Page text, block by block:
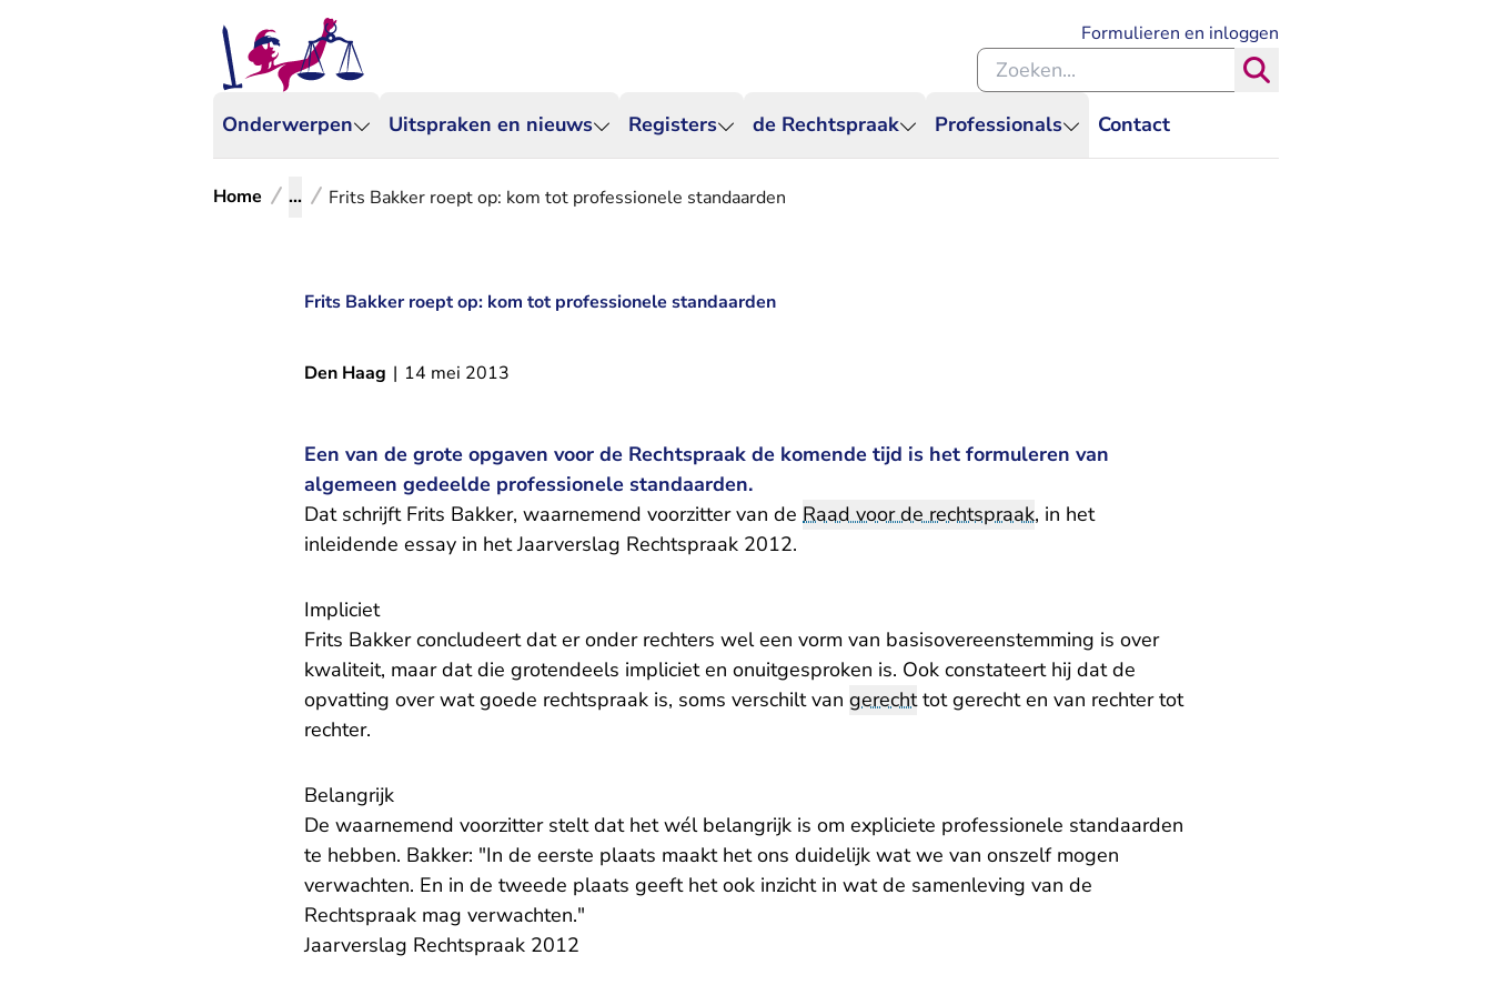
Onderwerpen Uitspraken en nieuws Registers de Rechtspraak Professionals Contact
Formulieren en inloggen
Zoeken binnen de Rechtspraak
Home ... Frits Bakker roept op: kom tot professionele standaarden
Frits Bakker roept op: kom tot professionele standaarden
Den Haag | 14 mei 2013
Een van de grote opgaven voor de Rechtspraak de komende tijd is het formuleren van
algemeen gedeelde professionele standaarden.
Dat schrijft Frits Bakker, waarnemend voorzitter van de Raad voor de rechtspraak, in het
inleidende essay in hetJaarverslag Rechtspraak 2012.
Impliciet
Frits Bakker concludeert dat er onder rechters wel een vorm van basisovereenstemming is over
kwaliteit, maar dat die grotendeels impliciet en onuitgesproken is. Ook constateert hij dat de
opvatting over wat goede rechtspraak is, soms verschilt van gerechttot gerecht en van rechter tot
rechter.
Belangrijk
De waarnemend voorzitter stelt dat het wél belangrijk is om expliciete professionele standaarden
te hebben. Bakker: "In de eerste plaats maakt het ons duidelijk wat we van onszelf mogen
verwachten. En in de tweede plaats geeft het ook inzicht in wat de samenleving van de
Rechtspraak mag verwachten."
Jaarverslag Rechtspraak 2012